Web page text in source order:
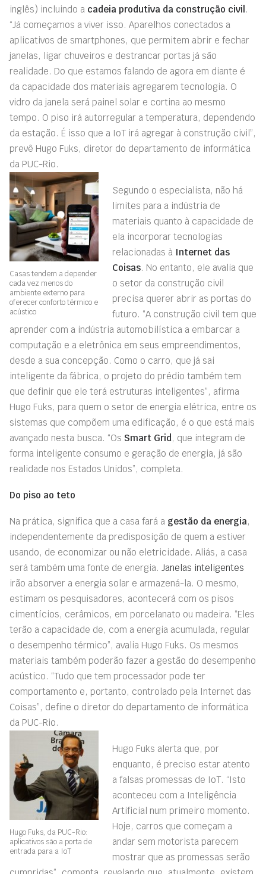
inglês) incluindo a cadeia produtiva da construção civil .
“Já começamos a viver isso. Aparelhos conectados a
aplicativos de smartphones, que permitem abrir e fechar
janelas, ligar chuveiros e destrancar portas já são
realidade. Do que estamos falando de agora em diante é
da capacidade dos materiais agregarem tecnologia. O
vidro da janela será painel solar e cortina ao mesmo
tempo. O piso irá autorregular a temperatura, dependendo
da estação. É isso que a IoT irá agregar à construção civil”,
prevê Hugo Fuks, diretor do departamento de informática
da PUC-Rio.
Casas tendem a depender
cada vez menos do
ambiente externo para
oferecer conforto térmico e
acústico
Segundo o especialista, não há
limites para a indústria de
materiais quanto à capacidade de
ela incorporar tecnologias
relacionadas à Internet das
Coisas. No entanto, ele avalia que
o setor da construção civil
precisa querer abrir as portas do
futuro. “A construção civil tem que
aprender com a indústria automobilística a embarcar a
computação e a eletrônica em seus empreendimentos,
desde a sua concepção. Como o carro, que já sai
inteligente da fábrica, o projeto do prédio também tem
que definir que ele terá estruturas inteligentes”, afirma
Hugo Fuks, para quem o setor de energia elétrica, entre os
sistemas que compõem uma edificação, é o que está mais
avançado nesta busca. “Os Smart Grid, que integram de
forma inteligente consumo e geração de energia, já são
realidade nos Estados Unidos”, completa.
Do piso ao teto
Na prática, significa que a casa fará a gestão da energia,
independentemente da predisposição de quem a estiver
usando, de economizar ou não eletricidade. Aliás, a casa
será também uma fonte de energia. Janelas inteligentes
irão absorver a energia solar e armazená-la. O mesmo,
estimam os pesquisadores, acontecerá com os pisos
cimentícios, cerâmicos, em porcelanato ou madeira. “Eles
terão a capacidade de, com a energia acumulada, regular
o desempenho térmico”, avalia Hugo Fuks. Os mesmos
materiais também poderão fazer a gestão do desempenho
acústico. “Tudo que tem processador pode ter
comportamento e, portanto, controlado pela Internet das
Coisas”, define o diretor do departamento de informática
da PUC-Rio.
Hugo Fuks, da PUC-Rio:
aplicativos são a porta de
entrada para a IoT
Hugo Fuks alerta que, por
enquanto, é preciso estar atento
a falsas promessas de IoT. “Isto
aconteceu com a Inteligência
Artificial num primeiro momento.
Hoje, carros que começam a
andar sem motorista parecem
mostrar que as promessas serão